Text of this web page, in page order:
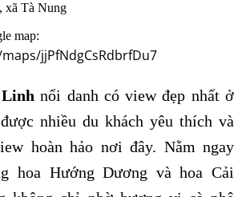
xã Tà Nung
map:
jjPfNdgCsRdbrfDu7
Linhnổi danh có view đẹp nhất ở
nhiều du khách yêu thích và
hoàn hảo nơi đây. Nằm ngay
hoa Hướng Dương và hoa Cải